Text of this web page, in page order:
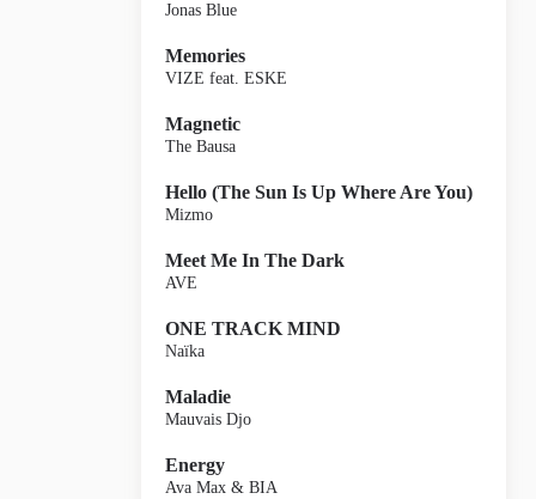
Jonas Blue
Memories
VIZE feat. ESKE
Magnetic
The Bausa
Hello (The Sun Is Up Where Are You)
Mizmo
Meet Me In The Dark
AVE
ONE TRACK MIND
Naïka
Maladie
Mauvais Djo
Energy
Ava Max & BIA